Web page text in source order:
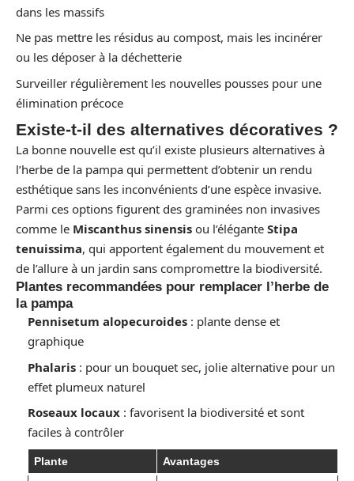
dans les massifs
Ne pas mettre les résidus au compost, mais les incinérer
ou les déposer à la déchetterie
Surveiller régulièrement les nouvelles pousses pour une
élimination précoce
Existe-t-il des alternatives décoratives ?
La bonne nouvelle est qu’il existe plusieurs alternatives à
l’herbe de la pampa qui permettent d’obtenir un rendu
esthétique sans les inconvénients d’une espèce invasive.
Parmi ces options figurent des graminées non invasives
comme le Miscanthus sinensis ou l’élégante Stipa
tenuissima, qui apportent également du mouvement et
de l’allure à un jardin sans compromettre la biodiversité.
Plantes recommandées pour remplacer l’herbe de
la pampa
Pennisetum alopecuroides : plante dense et
graphique
Phalaris : pour un bouquet sec, jolie alternative pour un
effet plumeux naturel
Roseaux locaux : favorisent la biodiversité et sont
faciles à contrôler
Plante Avantages